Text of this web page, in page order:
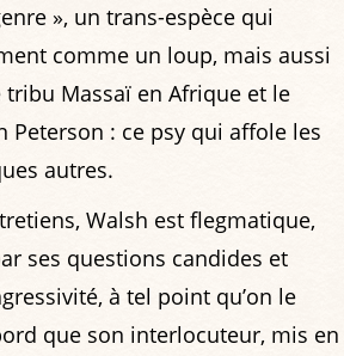
», un trans-espèce qui
comme un loup, mais aussi
tribu Massaï en Afrique et le
Peterson : ce psy qui affole les
autres.
Walsh est flegmatique,
ses questions candides et
à tel point qu’on le
que son interlocuteur, mis en